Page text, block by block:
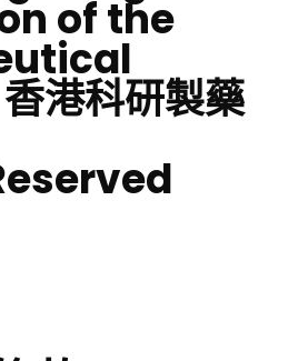
of the
港科研製藥